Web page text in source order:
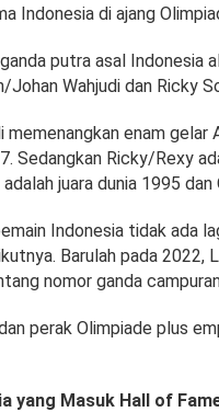
Indonesia di ajang
putra asal Indonesia
Johan Wahjudi dan Ricky
enam gelar
Sedangkan Ricky/Rexy
juara dunia 1995 dan
Indonesia tidak ada
Barulah pada 2022,
nomor ganda
perak Olimpiade plus
yang Masuk Hall of